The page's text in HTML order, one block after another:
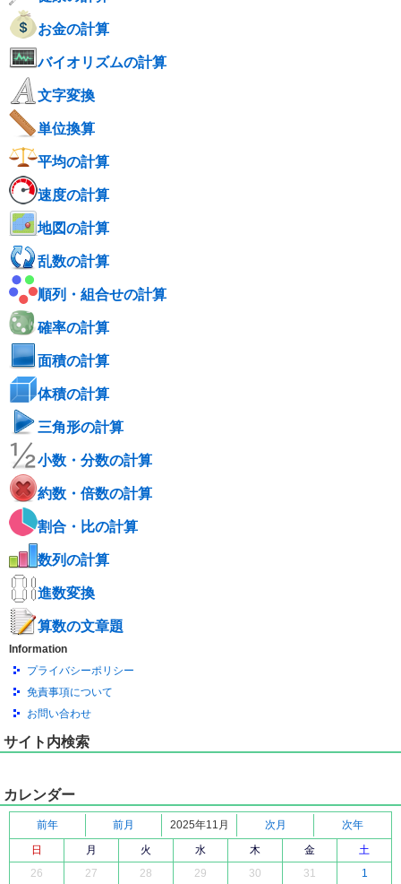
お金の計算
バイオリズムの計算
文字変換
単位換算
平均の計算
速度の計算
地図の計算
乱数の計算
順列・組合せの計算
確率の計算
面積の計算
体積の計算
三角形の計算
小数・分数の計算
約数・倍数の計算
割合・比の計算
数列の計算
進数変換
算数の文章題
Information
プライバシーポリシー
免責事項について
お問い合わせ
サイト内検索
カレンダー
前年 前月 2025年11月 次月
次年
日
月 火 水 木 金
土
26
27 28 29 30 31 1